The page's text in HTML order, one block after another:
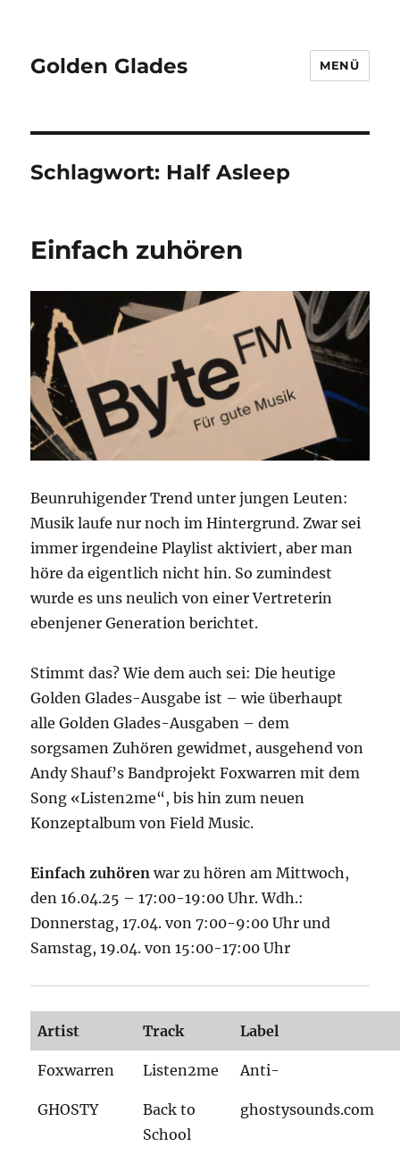
Golden Glades MENÜ
Schlagwort: Half Asleep
Einfach zuhören
Beunruhigender Trend unter jungen Leuten:
Musik laufe nur noch im Hintergrund. Zwar sei
immer irgendeine Playlist aktiviert, aber man
höre da eigentlich nicht hin. So zumindest
wurde es uns neulich von einer Vertreterin
ebenjener Generation berichtet.
Stimmt das? Wie dem auch sei: Die heutige
Golden Glades-Ausgabe ist – wie überhaupt
alle Golden Glades-Ausgaben – dem
sorgsamen Zuhören gewidmet, ausgehend von
Andy Shauf’s Bandprojekt Foxwarren mit dem
Song «Listen2me“, bis hin zum neuen
Konzeptalbum von Field Music.
Einfach zuhören war zu hören am Mittwoch,
den 16.04.25 – 17:00-19:00 Uhr. Wdh.:
Donnerstag, 17.04. von 7:00-9:00 Uhr und
Samstag, 19.04. von 15:00-17:00 Uhr
Artist Track Label
Foxwarren Listen2me Anti-
GHOSTY
Back to
School
ghostysounds.com